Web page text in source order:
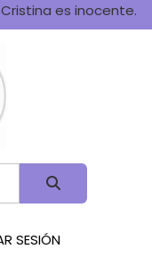
es inocente.
SESIÓN